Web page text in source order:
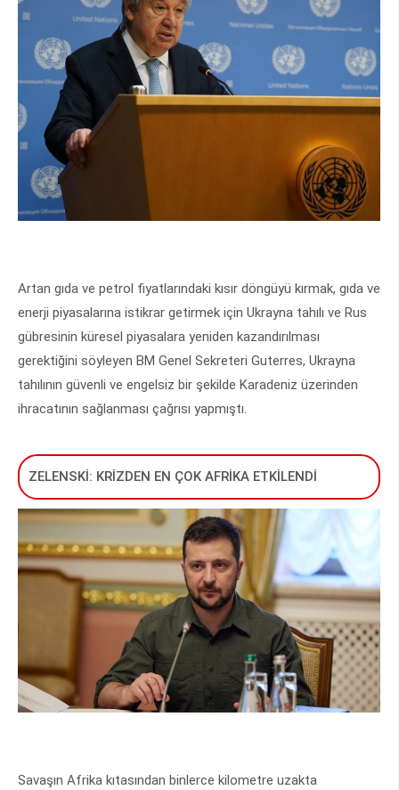
Artan gıda ve petrol fiyatlarındaki kısır döngüyü kırmak, gıda ve
enerji piyasalarına istikrar getirmek için Ukrayna tahılı ve Rus
gübresinin küresel piyasalara yeniden kazandırılması
gerektiğini söyleyen BM Genel Sekreteri Guterres, Ukrayna
tahılının güvenli ve engelsiz bir şekilde Karadeniz üzerinden
ihracatının sağlanması çağrısı yapmıştı.
ZELENSKİ: KRİZDEN EN ÇOK AFRİKA ETKİLENDİ
Savaşın Afrika kıtasından binlerce kilometre uzakta